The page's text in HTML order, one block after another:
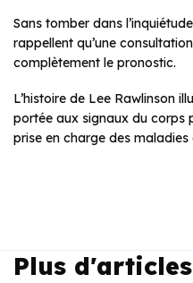
Sans tomber dans
rappellent qu’une
complètement le pronostic.
L’histoire de Lee Rawlinson
portée aux signaux du corps
prise en charge des maladies
Plus d'articles